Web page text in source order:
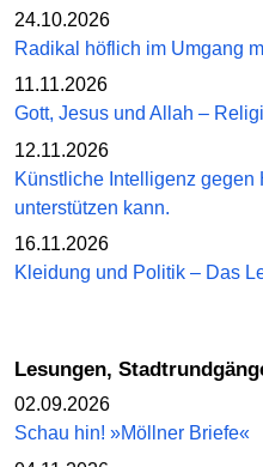
24.10.2026
Radikal höflich im Umgang
11.11.2026
Gott, Jesus und Allah –
12.11.2026
Künstliche Intelligenz gegen
unterstützen kann.
16.11.2026
Kleidung und Politik – Das
Lesungen,
02.09.2026
Schau hin! »Möllner Briefe«